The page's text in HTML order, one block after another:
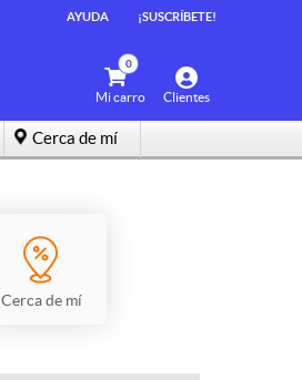
AYUDA ¡SUSCRÍBETE!
Clientes
0
Mi carro
Cerca de mí
Cerca de mí